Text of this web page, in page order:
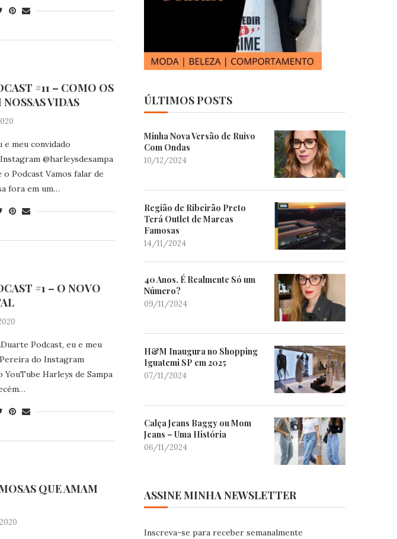
#11 – COMO OS
VIDAS
meu convidado
@harleysdesampa
Podcast Vamos falar de
fora em um…
#1 – O NOVO
Podcast, eu e meu
do Instagram
YouTube Harleys de Sampa
QUE AMAM
ÚLTIMOS POSTS
Minha Nova Versão de Ruivo
Com Ondas
10/12/2024
Região de Ribeirão Preto
Terá Outlet de Marcas
Famosas
14/11/2024
40 Anos. É Realmente Só um
Número?
09/11/2024
H&M Inaugura no Shopping
Iguatemi SP em 2025
07/11/2024
Calça Jeans Baggy ou Mom
Jeans – Uma História
06/11/2024
ASSINE MINHA NEWSLETTER
Inscreva-se para receber semanalmente